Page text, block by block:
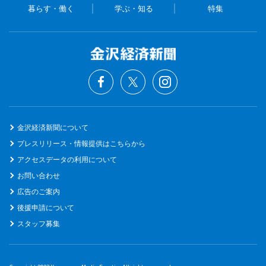
暮らす・働く 学ぶ・知る 特集
金沢経済新聞について
プレスリリース・情報提供はこちらから
アクセスデータの利用について
お問い合わせ
広告のご案内
後援申請について
スタッフ募集